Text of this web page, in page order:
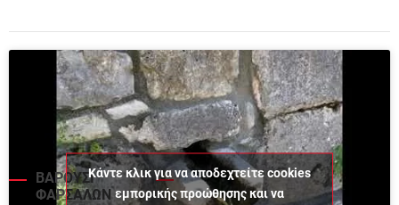
ΒΑΡΟΥΣΙ
ΦΑΡΣΑΛΩΝ
Κάντε κλικ για να αποδεχτείτε cookies
εμπορικής προώθησης και να